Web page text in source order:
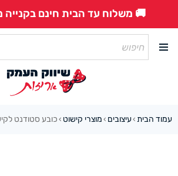
🚚 משלוח עד הבית חינם בקנייה מעל
עמוד הבית ›עיצובים › מוצרי קישוט › כובע סטודנט לקישוט (12